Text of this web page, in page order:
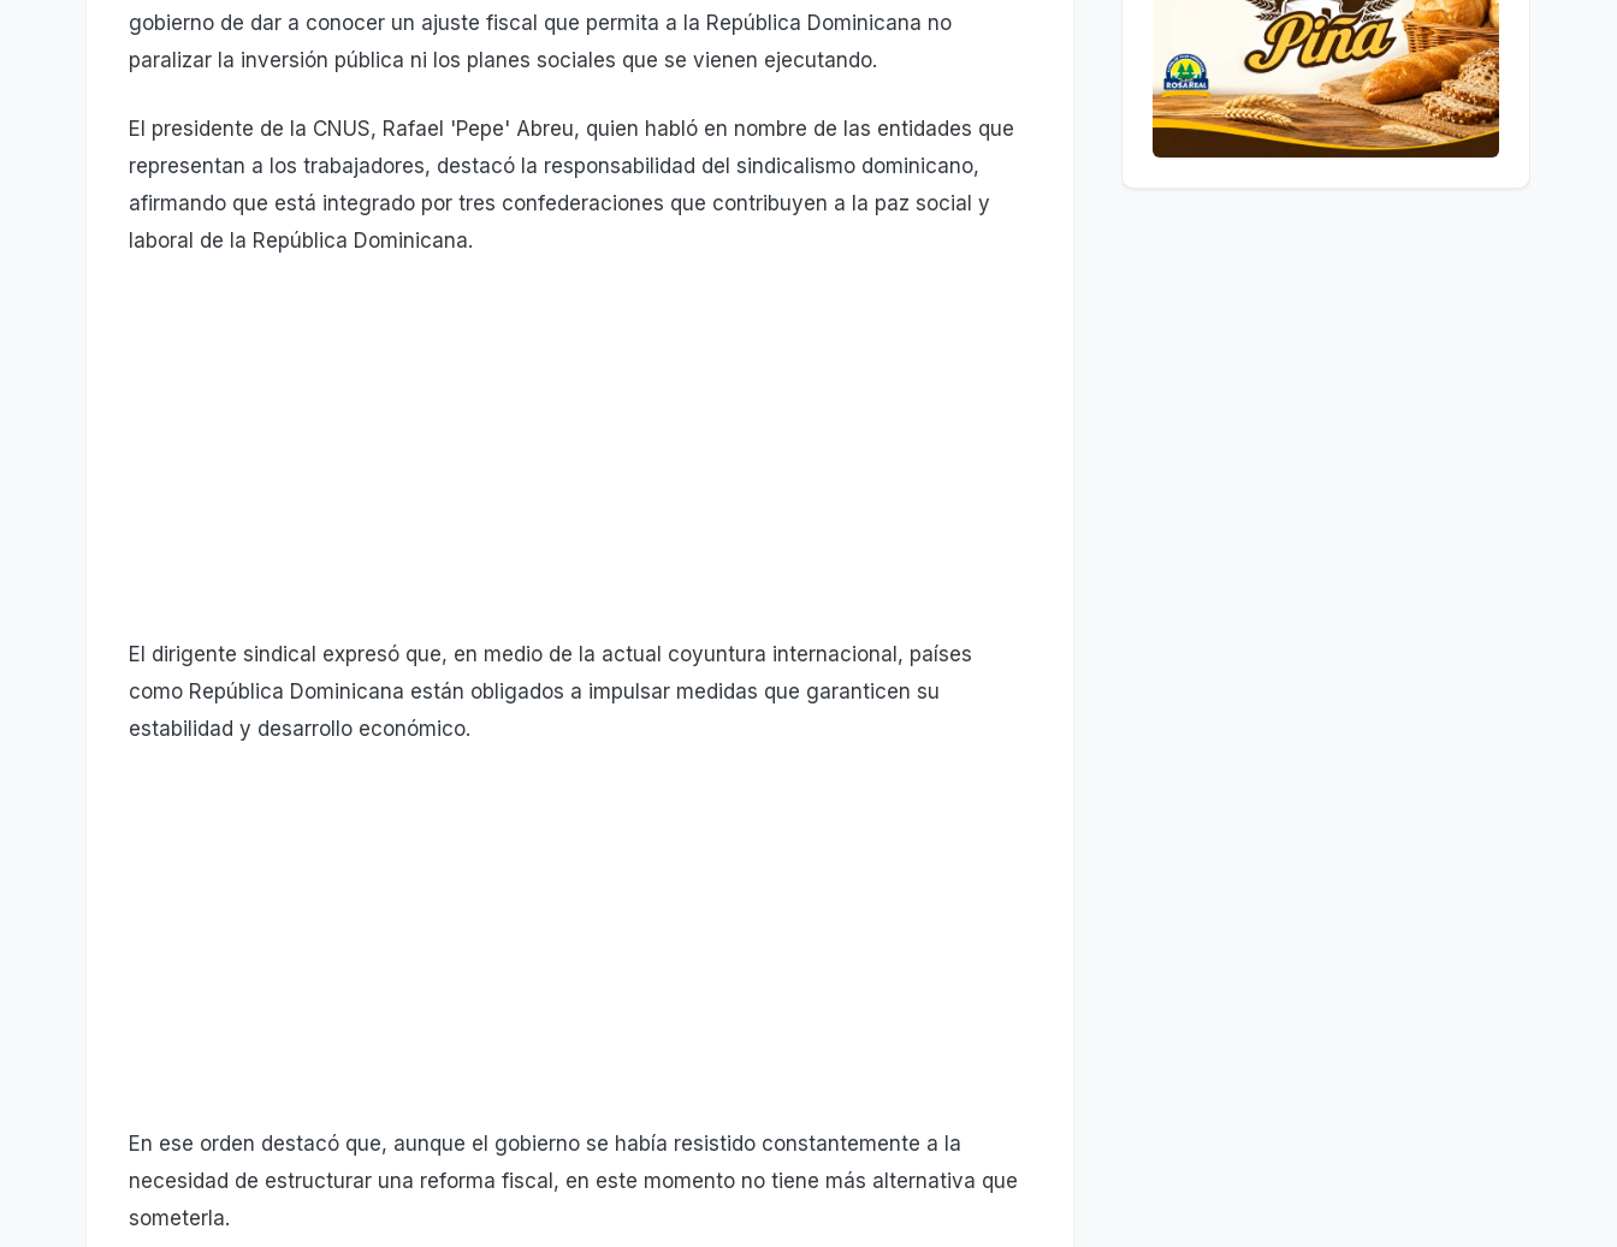
gobierno de dar a conocer un ajuste fiscal que permita a la República Dominicana no
paralizar la inversión pública ni los planes sociales que se vienen ejecutando.
El presidente de la CNUS, Rafael 'Pepe' Abreu, quien habló en nombre de las entidades que
representan a los trabajadores, destacó la responsabilidad del sindicalismo dominicano,
afirmando que está integrado por tres confederaciones que contribuyen a la paz social y
laboral de la República Dominicana.
El dirigente sindical expresó que, en medio de la actual coyuntura internacional, países
como República Dominicana están obligados a impulsar medidas que garanticen su
estabilidad y desarrollo económico.
En ese orden destacó que, aunque el gobierno se había resistido constantemente a la
necesidad de estructurar una reforma fiscal, en este momento no tiene más alternativa que
someterla.